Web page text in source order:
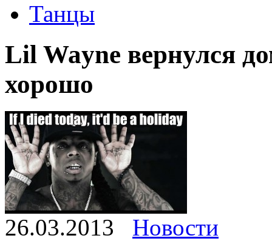
Танцы
Lil Wayne вернулся
хорошо
26.03.2013
Новости